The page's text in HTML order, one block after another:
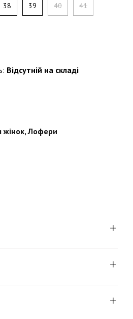
38 39 40 41
Відсутній на складі
жінок,Лофери